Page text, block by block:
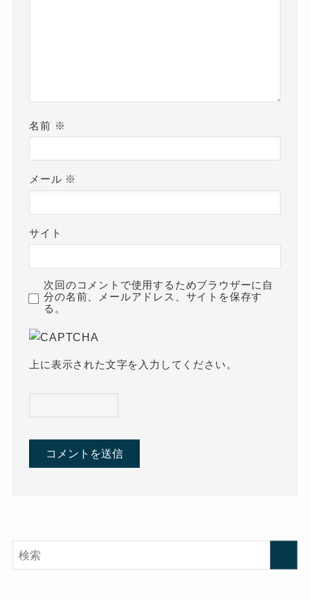
名前 ※
メール ※
サイト
次回のコメントで使用するためブラウザーに自
分の名前、メールアドレス、サイトを保存す
る。
上に表示された文字を入力してください。